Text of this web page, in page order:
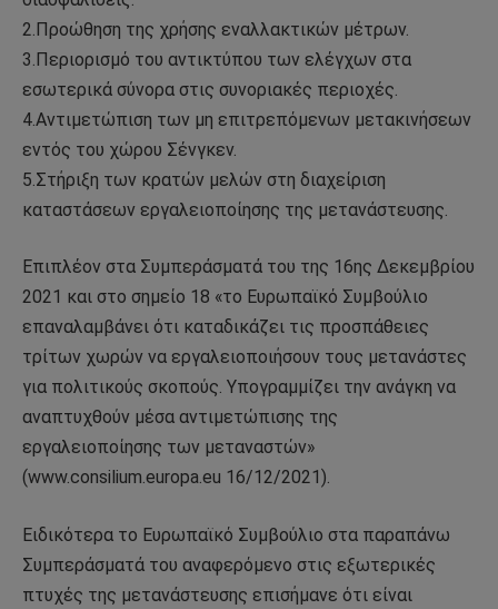
2.Προώθηση της χρήσης εναλλακτικών μέτρων.
3.Περιορισμό του αντικτύπου των ελέγχων στα
εσωτερικά σύνορα στις συνοριακές περιοχές.
4.Αντιμετώπιση των μη επιτρεπόμενων μετακινήσεων
εντός του χώρου Σένγκεν.
5.Στήριξη των κρατών μελών στη διαχείριση
καταστάσεων εργαλειοποίησης της μετανάστευσης.
Επιπλέον στα Συμπεράσματά του της 16ης Δεκεμβρίου
2021 και στο σημείο 18 «το Ευρωπαϊκό Συμβούλιο
επαναλαμβάνει ότι καταδικάζει τις προσπάθειες
τρίτων χωρών να εργαλειοποιήσουν τους μετανάστες
για πολιτικούς σκοπούς. Υπογραμμίζει την ανάγκη να
αναπτυχθούν μέσα αντιμετώπισης της
εργαλειοποίησης των μεταναστών»
(www.consilium.europa.eu 16/12/2021).
Ειδικότερα το Ευρωπαϊκό Συμβούλιο στα παραπάνω
Συμπεράσματά του αναφερόμενο στις εξωτερικές
πτυχές της μετανάστευσης επισήμανε ότι είναι